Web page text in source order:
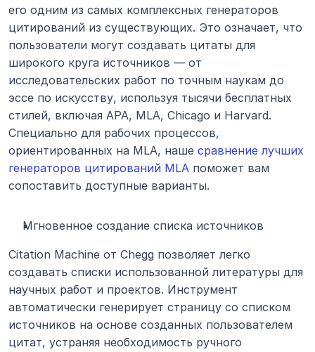
его одним из самых комплексных генераторов
цитирований из существующих. Это означает, что
пользователи могут создавать цитаты для
широкого круга источников — от
исследовательских работ по точным наукам до
эссе по искусству, используя тысячи бесплатных
стилей, включая APA, MLA, Chicago и Harvard.
Специально для рабочих процессов,
ориентированных на MLA, наше сравнение лучших
генераторов цитирований MLA поможет вам
сопоставить доступные варианты.
Мгновенное создание списка источников
Citation Machine от Chegg позволяет легко
создавать списки использованной литературы для
научных работ и проектов. Инструмент
автоматически генерирует страницу со списком
источников на основе созданных пользователем
цитат, устраняя необходимость ручного